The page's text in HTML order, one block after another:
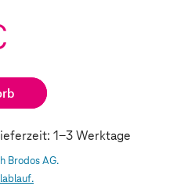
1-3 Werktage
Brodos AG.